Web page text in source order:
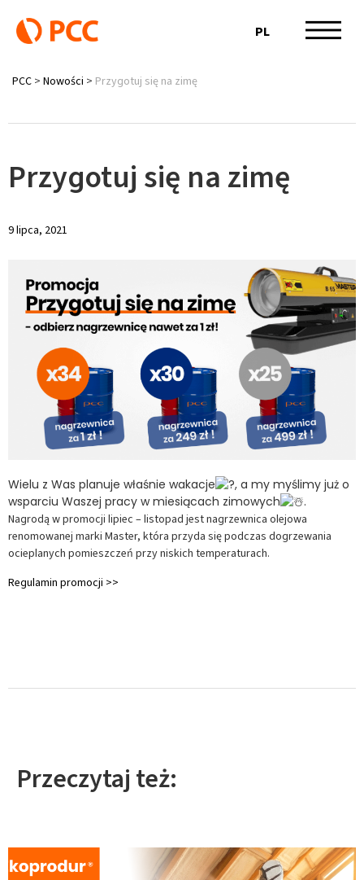
PL
PCC > Nowości > Przygotuj się na zimę
Przygotuj się na zimę
9 lipca, 2021
Wielu z Was planuje właśnie wakacje
, a my myślimy już o
wsparciu Waszej pracy w miesiącach zimowych
.
Nagrodą w promocji lipiec – listopad jest nagrzewnica olejowa
renomowanej marki Master, która przyda się podczas dogrzewania
ocieplanych pomieszczeń przy niskich temperaturach.
Regulamin promocji >>
Przeczytaj też: